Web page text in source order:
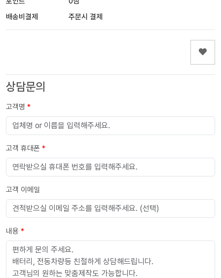
배송비결제
주문시 결제
상담문의
고객명 *
고객 휴대폰 *
고객 이메일
내용 *